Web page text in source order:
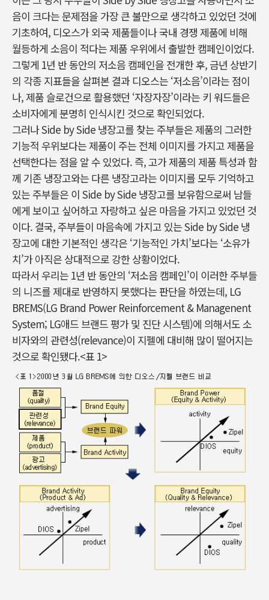
음이 크다는 문제점을 가장 큰 불만으로 생각하고 있었던 것에
기초하여, 디오스가 외국 제품들이나 국내 경쟁 제품에 비해
월등하게 소음이 적다는 제품 우위에서 출발한 캠페인이었다.
그렇게 1년 반 동안의 저소음 캠페인을 전개한 후, 금년 상반기
의 각종 지표들을 살펴본 결과 디오스는 ‘저소음’이라는 점이
나, 제품 슬로건으로 활용했던 ‘자장자장’이라는 키 워드들은
소비자에게 분명히 인식시킨 것으로 확인되었다.
그러나 Side by Side 냉장고를 찾는 주부들은 제품의 그러한
기능적 우위보다는 제품이 주는 전체 이미지를 가지고 제품을
선택한다는 점을 알 수 있었다. 즉, 고가 제품의 제품 특성과 함
께 기존 냉장고와는 다른 냉장고라는 이미지를 모두 기억하고
있는 주부들은 이 Side by Side 냉장고를 보유함으로써 남들
에게 보이고 싶어하고 자랑하고 싶은 마음을 가지고 있었던 것
이다. 결국, 주부들이 마음속에 가지고 있는 Side by Side 냉
장고에 대한 기본적인 생각은 ‘기능적인 가치’보다는 ‘소유가
치’가 아직은 상대적으로 강한 상황이었다.
따라서 우리는 1년 반 동안의 ‘저소음 캠페인’이 이러한 주부들
의 니즈를 제대로 반영하지 못했다는 판단을 하였는데, LG
BREMS(LG Brand Power Reinforcement & Managenent
System; LG애드 브랜드 평가 및 진단 시스템)에 의해서도 소
비자와의 관련성(relevance)이 지펠에 대비해 많이 떨어지는
것으로 확인됐다.<표 1>